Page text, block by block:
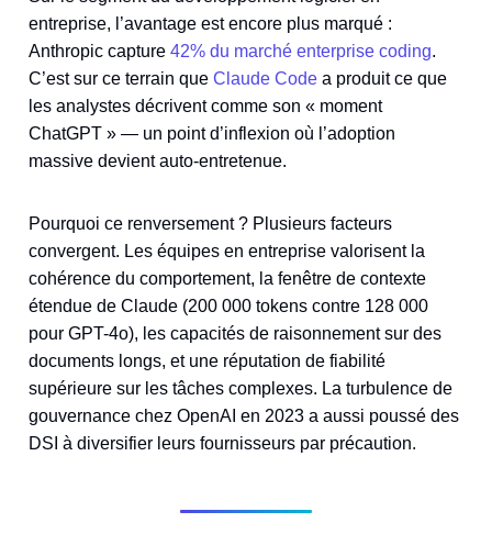
entreprise, l’avantage est encore plus marqué :
Anthropic capture 42% du marché enterprise coding.
C’est sur ce terrain que Claude Code a produit ce que
les analystes décrivent comme son « moment
ChatGPT » — un point d’inflexion où l’adoption
massive devient auto-entretenue.
Pourquoi ce renversement ? Plusieurs facteurs
convergent. Les équipes en entreprise valorisent la
cohérence du comportement, la fenêtre de contexte
étendue de Claude (200 000 tokens contre 128 000
pour GPT-4o), les capacités de raisonnement sur des
documents longs, et une réputation de fiabilité
supérieure sur les tâches complexes. La turbulence de
gouvernance chez OpenAI en 2023 a aussi poussé des
DSI à diversifier leurs fournisseurs par précaution.